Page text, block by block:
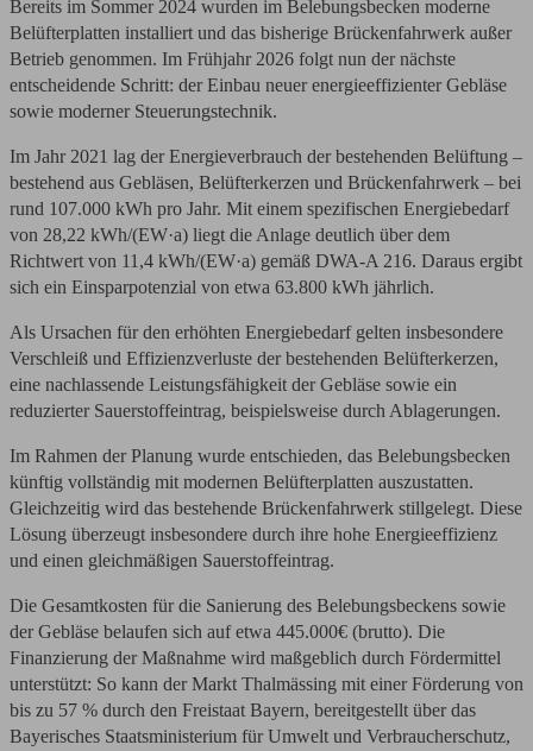
Bereits im Sommer 2024 wurden im Belebungsbecken moderne
Belüfterplatten installiert und das bisherige Brückenfahrwerk außer
Betrieb genommen. Im Frühjahr 2026 folgt nun der nächste
entscheidende Schritt: der Einbau neuer energieeffizienter Gebläse
sowie moderner Steuerungstechnik.
Im Jahr 2021 lag der Energieverbrauch der bestehenden Belüftung –
bestehend aus Gebläsen, Belüfterkerzen und Brückenfahrwerk – bei
rund 107.000 kWh pro Jahr. Mit einem spezifischen Energiebedarf
von 28,22 kWh/(EW·a) liegt die Anlage deutlich über dem
Richtwert von 11,4 kWh/(EW·a) gemäß DWA-A 216. Daraus ergibt
sich ein Einsparpotenzial von etwa 63.800 kWh jährlich.
Als Ursachen für den erhöhten Energiebedarf gelten insbesondere
Verschleiß und Effizienzverluste der bestehenden Belüfterkerzen,
eine nachlassende Leistungsfähigkeit der Gebläse sowie ein
reduzierter Sauerstoffeintrag, beispielsweise durch Ablagerungen.
Im Rahmen der Planung wurde entschieden, das Belebungsbecken
künftig vollständig mit modernen Belüfterplatten auszustatten.
Gleichzeitig wird das bestehende Brückenfahrwerk stillgelegt. Diese
Lösung überzeugt insbesondere durch ihre hohe Energieeffizienz
und einen gleichmäßigen Sauerstoffeintrag.
Die Gesamtkosten für die Sanierung des Belebungsbeckens sowie
der Gebläse belaufen sich auf etwa 445.000€ (brutto). Die
Finanzierung der Maßnahme wird maßgeblich durch Fördermittel
unterstützt: So kann der Markt Thalmässing mit einer Förderung von
bis zu 57 % durch den Freistaat Bayern, bereitgestellt über das
Bayerisches Staatsministerium für Umwelt und Verbraucherschutz,